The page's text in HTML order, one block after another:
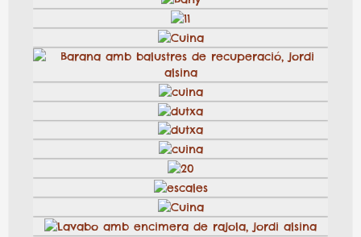
Detall encimera bany a mida amb rajola GresBisbal
escales
BANY
cuina
cuina
16
bany vermell, jordi alsina
llar de foc
Cuina amb rajola 10×10 i silestone, jordi alsina